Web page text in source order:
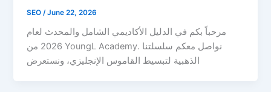
SEO /June 22, 2026
مرحباً بكم في الدليل الأكاديمي الشامل والمحدث لعام
2026 من YoungL Academy. نواصل معكم سلسلتنا
الذهبية لتبسيط القاموس الإنجليزي، ونستعرض